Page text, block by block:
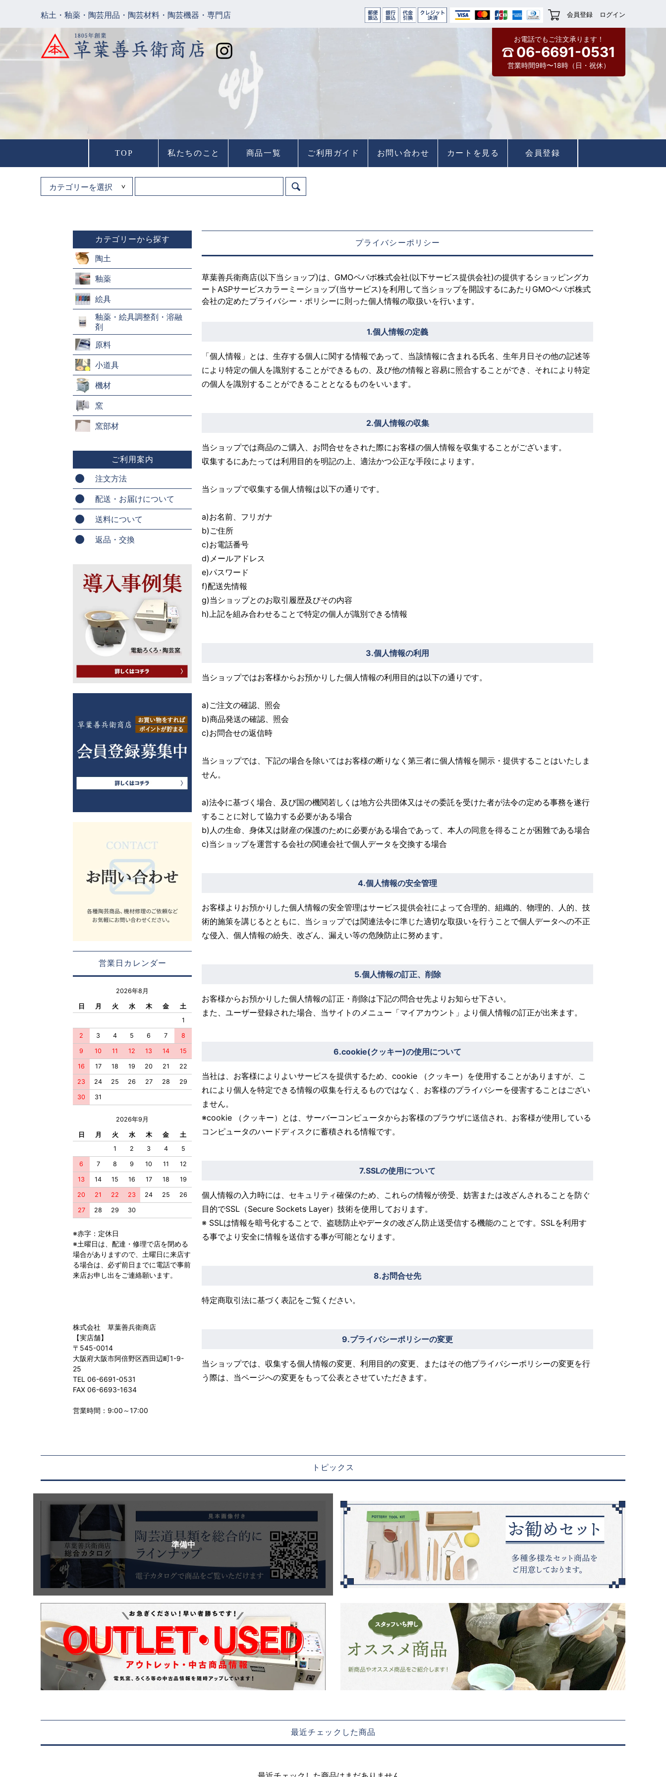
粘土・釉薬・陶芸用品・陶芸材料・陶芸機器・専門店 会員登録 ログイン
お電話でもご注文承ります！
06-6691-0531
営業時間9時〜18時（日・祝休）
TOP 私たちのこと 商品一覧 ご利用ガイド お問い合わせ カートを見る 会員登録
カテゴリーから探す
陶土
釉薬
絵具
釉薬・絵具調整剤・溶融
剤
原料
小道具
機材
窯
窯部材
ご利用案内
注文方法
配送・お届けについて
送料について
返品・交換
営業日カレンダー
2026年8月
日 月 火 水 木 金
土
1
2 3 4 5 6 7 8
9 10 11 12 13 14 15
16 17 18 19 20 21 22
23 24 25 26 27 28 29
30 31
2026年9月
日 月 火 水 木 金
土
1
2 3 4 5
6 7 8 9 10 11 12
13 14 15 16 17 18 19
20 21 22 23 24 25 26
27 28 29 30
※赤字：定休日
※土曜日は、配達・修理で店を閉める
場合がありますので、土曜日に来店す
る場合は、必ず前日までに電話で事前
来店お申し出をご連絡願います。
株式会社 草葉善兵衛商店
【実店舗】
〒545-0014
大阪府大阪市阿倍野区西田辺町1-9-
25
TEL 06-6691-0531
FAX 06-6693-1634
営業時間：9:00～17:00
プライバシーポリシー
草葉善兵衛商店(以下当ショップ)は、 GMOペパボ株式会社(以下サービス提供会社)の提供するショッピングカ
ートASPサービス カラーミーショップ(当サービス)を利用して当ショップを開設するにあたりGMOペパボ株式
会社の定めたプライバシー・ポリシーに則った個人情報の取扱いを行います。
1.個人情報の定義
「個人情報」とは、生存する個人に関する情報であって、当該情報に含まれる氏名、生年月日その他の記述等
により特定の個人を識別することができるもの、及び他の情報と容易に照合することができ、それにより特定
の個人を識別することができることとなるものをいいます。
2.個人情報の収集
当ショップでは商品のご購入、お問合せをされた際にお客様の個人情報を収集することがございます。
収集するにあたっては利用目的を明記の上、適法かつ公正な手段によります。
当ショップで収集する個人情報は以下の通りです。
a)お名前、フリガナ
b)ご住所
c)お電話番号
d)メールアドレス
e)パスワード
f)配送先情報
g)当ショップとのお取引履歴及びその内容
h)上記を組み合わせることで特定の個人が識別できる情報
3.個人情報の利用
当ショップではお客様からお預かりした個人情報の利用目的は以下の通りです。
a)ご注文の確認、照会
b)商品発送の確認、照会
c)お問合せの返信時
当ショップでは、下記の場合を除いてはお客様の断りなく第三者に個人情報を開示・提供することはいたしま
せん。
a)法令に基づく場合、及び国の機関若しくは地方公共団体又はその委託を受けた者が法令の定める事務を遂行
することに対して協力する必要がある場合
b)人の生命、身体又は財産の保護のために必要がある場合であって、本人の同意を得ることが困難である場合
c)当ショップを運営する会社の関連会社で個人データを交換する場合
4.個人情報の安全管理
お客様よりお預かりした個人情報の安全管理はサービス提供会社によって合理的、組織的、物理的、人的、技
術的施策を講じるとともに、当ショップでは関連法令に準じた適切な取扱いを行うことで個人データへの不正
な侵入、個人情報の紛失、改ざん、漏えい等の危険防止に努めます。
5.個人情報の訂正、削除
お客様からお預かりした個人情報の訂正・削除は下記の問合せ先よりお知らせ下さい。
また、ユーザー登録された場合、当サイトのメニュー「マイアカウント」より個人情報の訂正が出来ます。
6.cookie(クッキー)の使用について
当社は、お客様によりよいサービスを提供するため、cookie （クッキー）を使用することがありますが、こ
れにより個人を特定できる情報の収集を行えるものではなく、お客様のプライバシーを侵害することはござい
ません。
※cookie （クッキー）とは、サーバーコンピュータからお客様のブラウザに送信され、お客様が使用している
コンピュータのハードディスクに蓄積される情報です。
7.SSLの使用について
個人情報の入力時には、セキュリティ確保のため、これらの情報が傍受、妨害または改ざんされることを防ぐ
目的でSSL（Secure Sockets Layer）技術を使用しております。
※ SSLは情報を暗号化することで、盗聴防止やデータの改ざん防止送受信する機能のことです。SSLを利用す
る事でより安全に情報を送信する事が可能となります。
8.お問合せ先
特定商取引法に基づく表記をご覧ください。
9.プライバシーポリシーの変更
当ショップでは、収集する個人情報の変更、利用目的の変更、またはその他プライバシーポリシーの変更を行
う際は、当ページへの変更をもって公表とさせていただきます。
トピックス
最近チェックした商品